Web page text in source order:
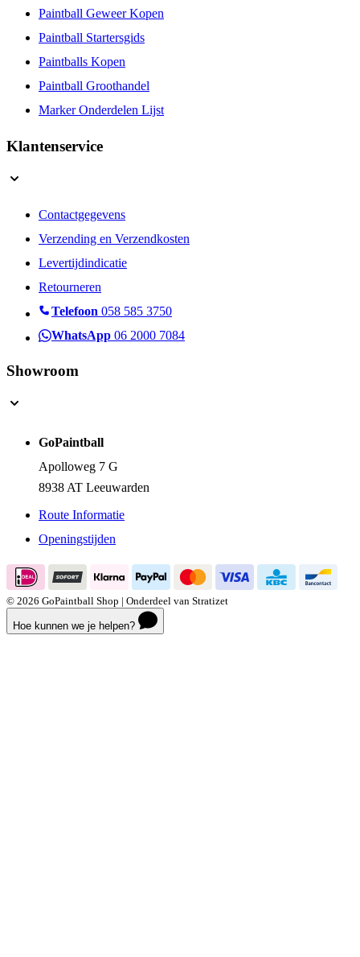
Paintball Geweer Kopen
Paintball Startersgids
Paintballs Kopen
Paintball Groothandel
Marker Onderdelen Lijst
Klantenservice
Contactgegevens
Verzending en Verzendkosten
Levertijdindicatie
Retourneren
Telefoon 058 585 3750
WhatsApp 06 2000 7084
Showroom
GoPaintball
Apolloweg 7 G
8938 AT Leeuwarden
Route Informatie
Openingstijden
© 2026 GoPaintball Shop | Onderdeel van Stratizet
Hoe kunnen we je helpen?